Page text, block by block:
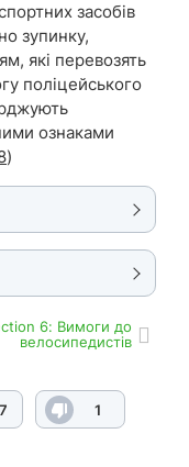
засобів
зупинку,
які перевозять
поліцейського
ознаками
)
6: Вимоги до
велосипедистів
1